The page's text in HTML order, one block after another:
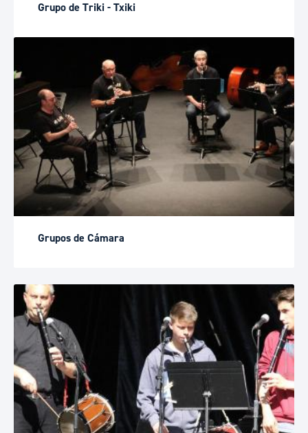
Grupo de Triki - Txiki
Grupos de Cámara